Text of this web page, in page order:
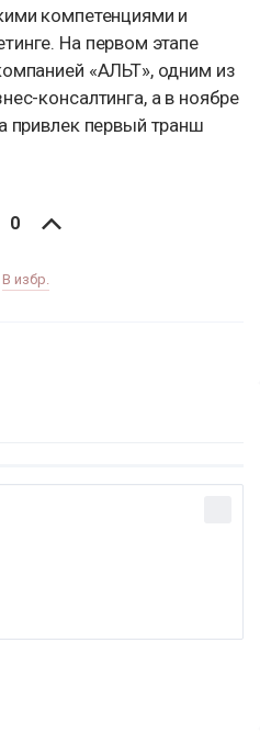
компетенциями и
На первом этапе
«АЛЬТ», одним из
консалтинга, а в ноябре
привлек первый транш
0
В избр.